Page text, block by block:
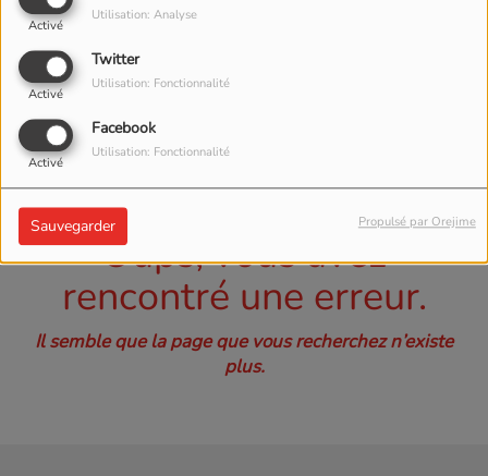
Activé
Utilisation: Analyse
Twitter
Activé
Utilisation: Fonctionnalité
Facebook
Activé
Utilisation: Fonctionnalité
Sauvegarder Propulsé par Orejime
Oups, vous avez
rencontré une erreur.
Il semble que la page que vous recherchez n’existe
plus.